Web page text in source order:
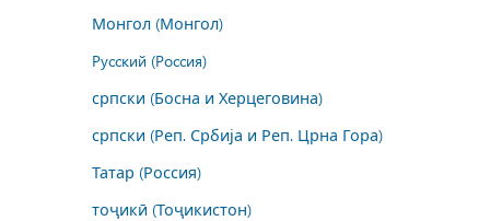
Монгол (Монгол)
Русский (Россия)
српски (Босна и Херцеговина)
српски (Реп. Србија и Реп. Црна Гора)
Татар (Россия)
тоҷикӣ (Тоҷикистон)